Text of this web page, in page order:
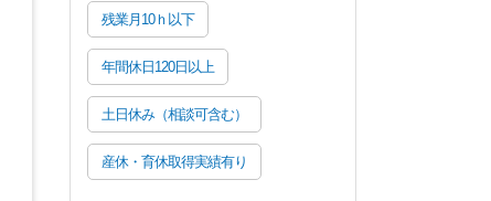
残業月10ｈ以下
年間休日120日以上
土日休み（相談可含む）
産休・育休取得実績有り